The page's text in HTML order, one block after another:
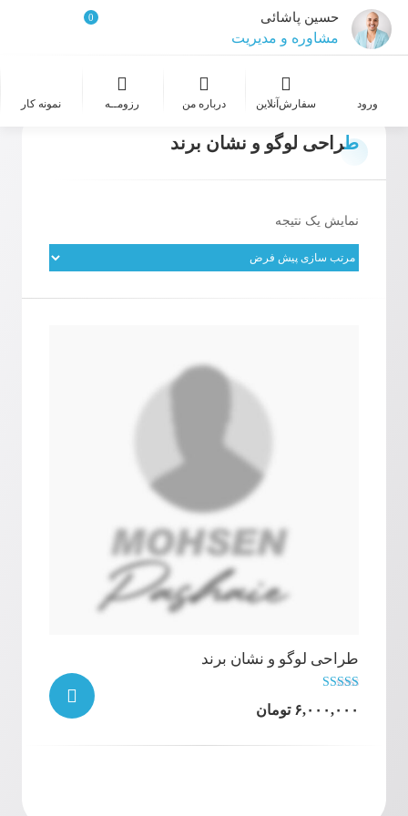
حسین پاشائی
مشاوره و مدیریت
عکاسی
طراحی سایت
خدمات معماری
0
ورود سفارش‌‌آنلاین درباره من رزومــه نمونه کار
طراحی لوگو و نشان برند
نمایش یک نتیجه
طراحی لوگو و نشان برند
4.90
۶,۰۰۰,۰۰۰ تومان